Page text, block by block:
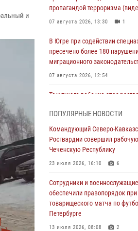
и
пропагандой терроризма
07 августа 2026, 13:30 1
В Югре при содействии
пресечено более 180
миграционного
07 августа 2026, 12:54
Тонувшего ребенка спас
Юные гости из летних лагерей
кинологический центр
07 августа 2026, 12:20
Ветеран войск правопорядка
Иван Пияшев – герой выпуска
армии с Александром
07 августа 2026, 12:00
ПОПУЛЯРНЫЕ НОВОСТИ
Командующий Северо-
Росгвардии совершил
Чеченскую Республику
23 июля 2026, 16:10 6
Сотрудники и
обеспечили правопорядок
товарищеского матча по
Петербурге
13 июля 2026, 08:08 2